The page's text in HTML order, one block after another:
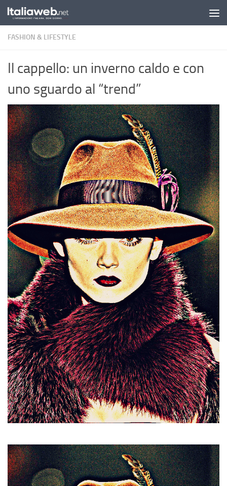
Sotto il contenuto
FASHION & LIFESTYLE
Il cappello: un inverno caldo e con
uno sguardo al “trend”